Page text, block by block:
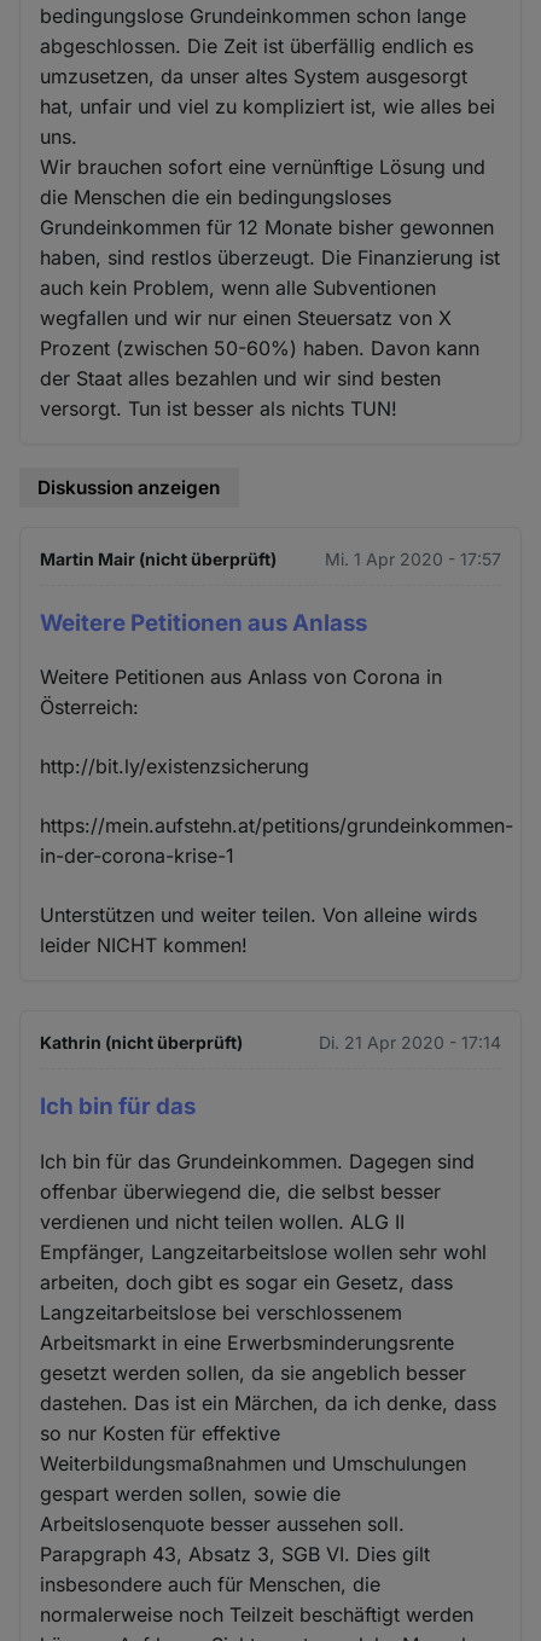
bedingungslose Grundeinkommen schon lange
abgeschlossen. Die Zeit ist überfällig endlich es
umzusetzen, da unser altes System ausgesorgt
hat, unfair und viel zu kompliziert ist, wie alles bei
uns.
Wir brauchen sofort eine vernünftige Lösung und
die Menschen die ein bedingungsloses
Grundeinkommen für 12 Monate bisher gewonnen
haben, sind restlos überzeugt. Die Finanzierung ist
auch kein Problem, wenn alle Subventionen
wegfallen und wir nur einen Steuersatz von X
Prozent (zwischen 50-60%) haben. Davon kann
der Staat alles bezahlen und wir sind besten
versorgt. Tun ist besser als nichts TUN!
Diskussion anzeigen
Martin Mair (nicht überprüft) Mi. 1 Apr 2020 - 17:57
Weitere Petitionen aus Anlass
Weitere Petitionen aus Anlass von Corona in
Österreich:
http://bit.ly/existenzsicherung
https://mein.aufstehn.at/petitions/grundeinkommen-
in-der-corona-krise-1
Unterstützen und weiter teilen. Von alleine wirds
leider NICHT kommen!
Kathrin (nicht überprüft) Di. 21 Apr 2020 - 17:14
Ich bin für das
Ich bin für das Grundeinkommen. Dagegen sind
offenbar überwiegend die, die selbst besser
verdienen und nicht teilen wollen. ALG II
Empfänger, Langzeitarbeitslose wollen sehr wohl
arbeiten, doch gibt es sogar ein Gesetz, dass
Langzeitarbeitslose bei verschlossenem
Arbeitsmarkt in eine Erwerbsminderungsrente
gesetzt werden sollen, da sie angeblich besser
dastehen. Das ist ein Märchen, da ich denke, dass
so nur Kosten für effektive
Weiterbildungsmaßnahmen und Umschulungen
gespart werden sollen, sowie die
Arbeitslosenquote besser aussehen soll.
Parapgraph 43, Absatz 3, SGB VI. Dies gilt
insbesondere auch für Menschen, die
normalerweise noch Teilzeit beschäftigt werden